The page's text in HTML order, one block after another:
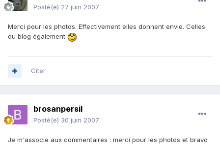
Posté(e) 27 juin 2007
Merci pour les photos. Effectivement elles donnent envie. Celles
du blog également
Citer
brosanpersil
Posté(e) 30 juin 2007
Je m'associe aux commentaires : merci pour les photos et bravo